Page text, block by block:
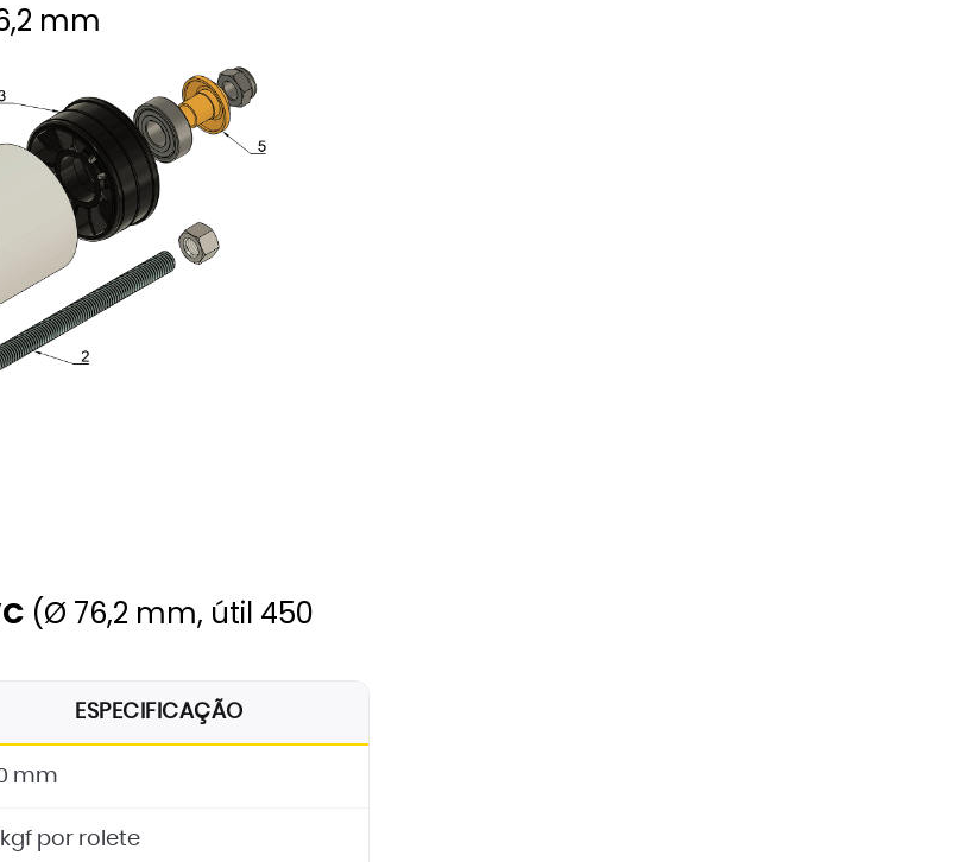
mm
(Ø 76,2 mm, útil 450
ESPECIFICAÇÃO
mm
por rolete